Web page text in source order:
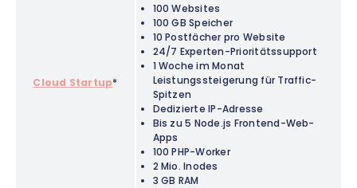
Cloud Startup*
100 Websites
100 GB Speicher
10 Postfächer pro Website
24/7 Experten-Prioritätssupport
1 Woche im Monat
Leistungssteigerung für Traffic-
Spitzen
Dedizierte IP-Adresse
Bis zu 5 Node.js Frontend-Web-
Apps
100 PHP-Worker
2 Mio. Inodes
3 GB RAM